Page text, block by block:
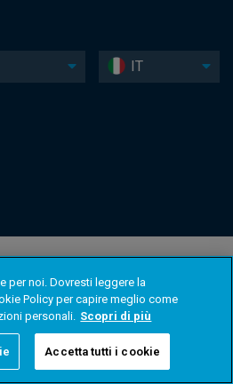
IT
per noi. Dovresti leggere la
Policy per capire meglio come
personali. Scopri di più
Accetta tutti i cookie